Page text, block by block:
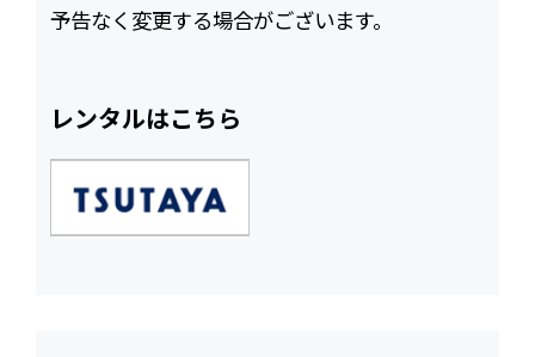
予告なく変更する場合がございます。
レンタルはこちら